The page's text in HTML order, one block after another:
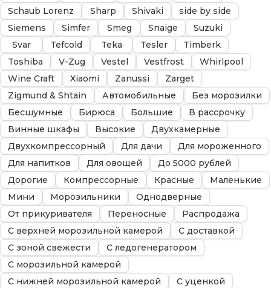
Schaub Lorenz
Sharp Shivaki
side by side
Siemens
Simfer Smeg Snaige
Suzuki
Svar
Tefcold Teka Tesler
Timberk
Toshiba
V-Zug Vestel Vestfrost
Whirlpool
Wine Craft
Xiaomi Zanussi
Zarget
Zigmund & Shtain
Автомобильные
Без морозилки
Бесшумные
Бирюса Большие
В рассрочку
Винные шкафы
Высокие
Двухкамерные
Двухкомпрессорный
Для дачи
Для мороженного
Для напитков
Для овощей
До 5000 рублей
Дорогие
Компрессорные Красные
Маленькие
Мини
Морозильники
Однодверные
От прикуривателя
Переносные
Распродажа
С верхней морозильной камерой
С доставкой
С зоной свежести
С ледогенератором
С морозильной камерой
С нижней морозильной камерой
С уценкой